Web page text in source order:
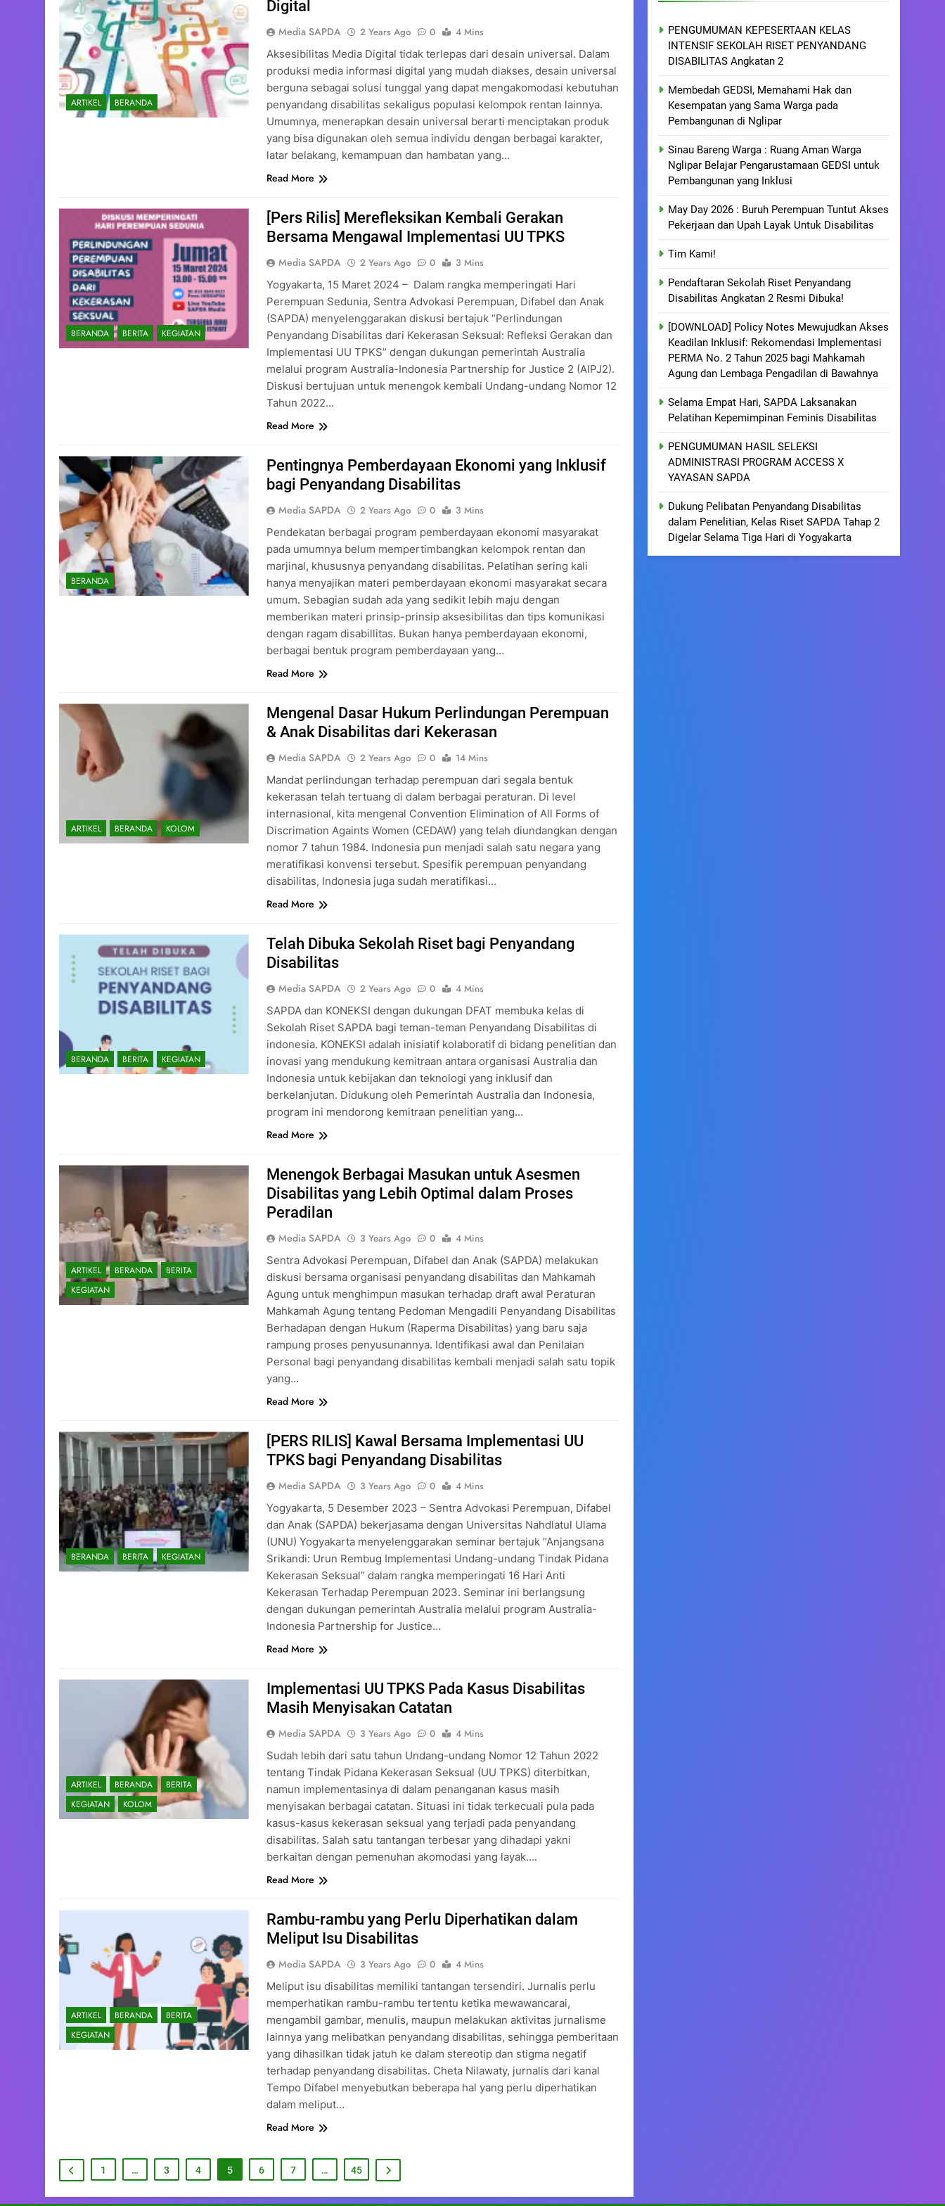
ARTIKEL BERANDA
Digital
Media SAPDA 2 Years Ago 0
4 Mins
Aksesibilitas Media Digital tidak terlepas dari desain universal. Dalam
produksi media informasi digital yang mudah diakses, desain universal
berguna sebagai solusi tunggal yang dapat mengakomodasi kebutuhan
penyandang disabilitas sekaligus populasi kelompok rentan lainnya.
Umumnya, menerapkan desain universal berarti menciptakan produk
yang bisa digunakan oleh semua individu dengan berbagai karakter,
latar belakang, kemampuan dan hambatan yang…
Read More
BERANDA BERITA KEGIATAN
[Pers Rilis] Merefleksikan Kembali Gerakan
Bersama Mengawal Implementasi UU TPKS
Media SAPDA 2 Years Ago 0
3 Mins
Yogyakarta, 15 Maret 2024 – Dalam rangka memperingati Hari
Perempuan Sedunia, Sentra Advokasi Perempuan, Difabel dan Anak
(SAPDA) menyelenggarakan diskusi bertajuk “Perlindungan
Penyandang Disabilitas dari Kekerasan Seksual: Refleksi Gerakan dan
Implementasi UU TPKS” dengan dukungan pemerintah Australia
melalui program Australia-Indonesia Partnership for Justice 2 (AIPJ2).
Diskusi bertujuan untuk menengok kembali Undang-undang Nomor 12
Tahun 2022…
Read More
BERANDA
Pentingnya Pemberdayaan Ekonomi yang Inklusif
bagi Penyandang Disabilitas
Media SAPDA 2 Years Ago 0
3 Mins
Pendekatan berbagai program pemberdayaan ekonomi masyarakat
pada umumnya belum mempertimbangkan kelompok rentan dan
marjinal, khususnya penyandang disabilitas. Pelatihan sering kali
hanya menyajikan materi pemberdayaan ekonomi masyarakat secara
umum. Sebagian sudah ada yang sedikit lebih maju dengan
memberikan materi prinsip-prinsip aksesibilitas dan tips komunikasi
dengan ragam disabillitas. Bukan hanya pemberdayaan ekonomi,
berbagai bentuk program pemberdayaan yang…
Read More
ARTIKEL BERANDA KOLOM
Mengenal Dasar Hukum Perlindungan Perempuan
& Anak Disabilitas dari Kekerasan
Media SAPDA 2 Years Ago 0
14 Mins
Mandat perlindungan terhadap perempuan dari segala bentuk
kekerasan telah tertuang di dalam berbagai peraturan. Di level
internasional, kita mengenal Convention Elimination of All Forms of
Discrimation Againts Women (CEDAW) yang telah diundangkan dengan
nomor 7 tahun 1984. Indonesia pun menjadi salah satu negara yang
meratifikasi konvensi tersebut. Spesifik perempuan penyandang
disabilitas, Indonesia juga sudah meratifikasi…
Read More
BERANDA BERITA KEGIATAN
Telah Dibuka Sekolah Riset bagi Penyandang
Disabilitas
Media SAPDA 2 Years Ago 0
4 Mins
SAPDA dan KONEKSI dengan dukungan DFAT membuka kelas di
Sekolah Riset SAPDA bagi teman-teman Penyandang Disabilitas di
indonesia. KONEKSI adalah inisiatif kolaboratif di bidang penelitian dan
inovasi yang mendukung kemitraan antara organisasi Australia dan
Indonesia untuk kebijakan dan teknologi yang inklusif dan
berkelanjutan. Didukung oleh Pemerintah Australia dan Indonesia,
program ini mendorong kemitraan penelitian yang…
Read More
ARTIKEL BERANDA
BERITA
KEGIATAN
Menengok Berbagai Masukan untuk Asesmen
Disabilitas yang Lebih Optimal dalam Proses
Peradilan
Media SAPDA 3 Years Ago 0
4 Mins
Sentra Advokasi Perempuan, Difabel dan Anak (SAPDA) melakukan
diskusi bersama organisasi penyandang disabilitas dan Mahkamah
Agung untuk menghimpun masukan terhadap draft awal Peraturan
Mahkamah Agung tentang Pedoman Mengadili Penyandang Disabilitas
Berhadapan dengan Hukum (Raperma Disabilitas) yang baru saja
rampung proses penyusunannya. Identifikasi awal dan Penilaian
Personal bagi penyandang disabilitas kembali menjadi salah satu topik
yang…
Read More
BERANDA BERITA KEGIATAN
[PERS RILIS] Kawal Bersama Implementasi UU
TPKS bagi Penyandang Disabilitas
Media SAPDA 3 Years Ago 0
4 Mins
Yogyakarta, 5 Desember 2023 – Sentra Advokasi Perempuan, Difabel
dan Anak (SAPDA) bekerjasama dengan Universitas Nahdlatul Ulama
(UNU) Yogyakarta menyelenggarakan seminar bertajuk “Anjangsana
Srikandi: Urun Rembug Implementasi Undang-undang Tindak Pidana
Kekerasan Seksual” dalam rangka memperingati 16 Hari Anti
Kekerasan Terhadap Perempuan 2023. Seminar ini berlangsung
dengan dukungan pemerintah Australia melalui program Australia-
Indonesia Partnership for Justice…
Read More
ARTIKEL BERANDA
BERITA
KEGIATAN
KOLOM
Implementasi UU TPKS Pada Kasus Disabilitas
Masih Menyisakan Catatan
Media SAPDA 3 Years Ago 0
4 Mins
Sudah lebih dari satu tahun Undang-undang Nomor 12 Tahun 2022
tentang Tindak Pidana Kekerasan Seksual (UU TPKS) diterbitkan,
namun implementasinya di dalam penanganan kasus masih
menyisakan berbagai catatan. Situasi ini tidak terkecuali pula pada
kasus-kasus kekerasan seksual yang terjadi pada penyandang
disabilitas. Salah satu tantangan terbesar yang dihadapi yakni
berkaitan dengan pemenuhan akomodasi yang layak….
Read More
ARTIKEL BERANDA
BERITA
KEGIATAN
Rambu-rambu yang Perlu Diperhatikan dalam
Meliput Isu Disabilitas
Media SAPDA 3 Years Ago 0
4 Mins
Meliput isu disabilitas memiliki tantangan tersendiri. Jurnalis perlu
memperhatikan rambu-rambu tertentu ketika mewawancarai,
mengambil gambar, menulis, maupun melakukan aktivitas jurnalisme
lainnya yang melibatkan penyandang disabilitas, sehingga pemberitaan
yang dihasilkan tidak jatuh ke dalam stereotip dan stigma negatif
terhadap penyandang disabilitas. Cheta Nilawaty, jurnalis dari kanal
Tempo Difabel menyebutkan beberapa hal yang perlu diperhatikan
dalam meliput…
Read More
1 … 3 4 5 6 7 … 45
PENGUMUMAN KEPESERTAAN KELAS
INTENSIF SEKOLAH RISET PENYANDANG
DISABILITAS Angkatan 2
Membedah GEDSI, Memahami Hak dan
Kesempatan yang Sama Warga pada
Pembangunan di Nglipar
Sinau Bareng Warga : Ruang Aman Warga
Nglipar Belajar Pengarustamaan GEDSI untuk
Pembangunan yang Inklusi
May Day 2026 : Buruh Perempuan Tuntut Akses
Pekerjaan dan Upah Layak Untuk Disabilitas
Tim Kami!
Pendaftaran Sekolah Riset Penyandang
Disabilitas Angkatan 2 Resmi Dibuka!
[DOWNLOAD] Policy Notes Mewujudkan Akses
Keadilan Inklusif: Rekomendasi Implementasi
PERMA No. 2 Tahun 2025 bagi Mahkamah
Agung dan Lembaga Pengadilan di Bawahnya
Selama Empat Hari, SAPDA Laksanakan
Pelatihan Kepemimpinan Feminis Disabilitas
PENGUMUMAN HASIL SELEKSI
ADMINISTRASI PROGRAM ACCESS X
YAYASAN SAPDA
Dukung Pelibatan Penyandang Disabilitas
dalam Penelitian, Kelas Riset SAPDA Tahap 2
Digelar Selama Tiga Hari di Yogyakarta